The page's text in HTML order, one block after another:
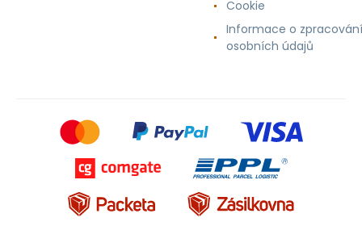
Cookie
Informace o zpracování
osobních údajů